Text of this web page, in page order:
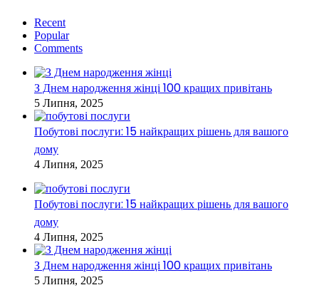
Recent
Popular
Comments
З Днем народження жінці 100 кращих привітань
5 Липня, 2025
Побутові послуги: 15 найкращих рішень для вашого
дому
4 Липня, 2025
Побутові послуги: 15 найкращих рішень для вашого
дому
4 Липня, 2025
З Днем народження жінці 100 кращих привітань
5 Липня, 2025